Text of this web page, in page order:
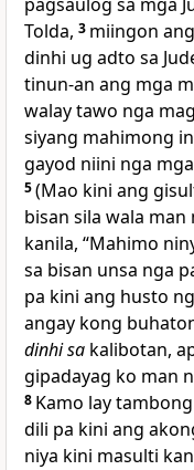
Tolda, 3 miingon
dinhi ug adto sa
tinun-an ang mga
walay tawo nga
siyang mahimong
gayod niini nga
5(Mao kini ang
bisan sila wala
kanila, “Mahimo
sa bisan unsa nga
pa kini ang husto
angay kong
dinhi sa kalibotan,
gipadayag ko man
8 Kamo lay
dili pa kini ang
niya kini masulti